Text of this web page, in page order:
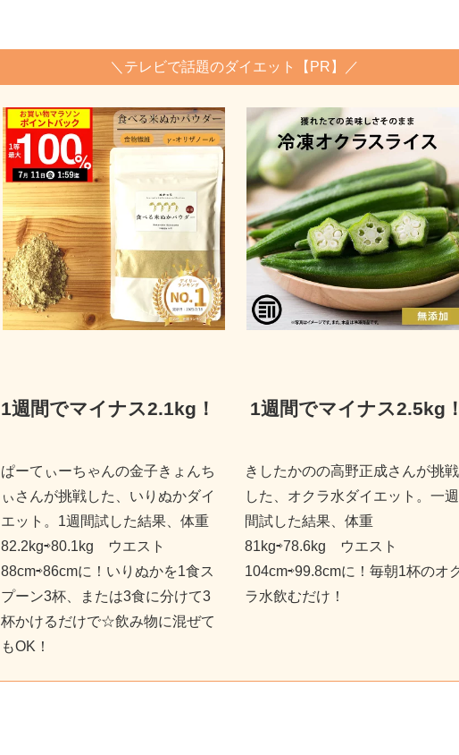
＼テレビで話題のダイエット【PR】／
1週間でマイナス2.1kg ！
ぱーてぃーちゃんの金子きょんち
ぃさんが挑戦した、いりぬかダイ
エット。1週間試した結果、体重
82.2kg⇨80.1kg ウエスト
88cm⇨86cmに！いりぬかを1食ス
プーン3杯、または3食に分けて3
杯かけるだけで☆飲み物に混ぜて
もOK！
1週間でマイナス2.5kg
きしたかのの高野正成さんが挑戦
した、オクラ水ダイエット。一週
間試した結果、体重
81kg⇨78.6kg ウエスト
104cm⇨99.8cmに！毎朝1杯のオ
ラ水飲むだけ！